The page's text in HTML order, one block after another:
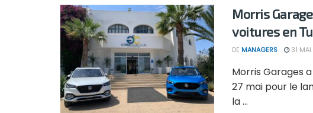
Morris
voitures en
DE MANAGERS 31
Morris Garages
27 mai pour le
la ...